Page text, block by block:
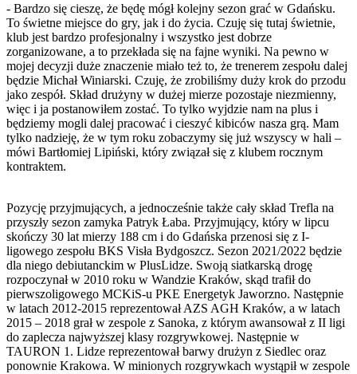
- Bardzo się cieszę, że będę mógł kolejny sezon grać w Gdańsku.
To świetne miejsce do gry, jak i do życia. Czuję się tutaj świetnie,
klub jest bardzo profesjonalny i wszystko jest dobrze
zorganizowane, a to przekłada się na fajne wyniki. Na pewno w
mojej decyzji duże znaczenie miało też to, że trenerem zespołu dalej
będzie Michał Winiarski. Czuję, że zrobiliśmy duży krok do przodu
jako zespół. Skład drużyny w dużej mierze pozostaje niezmienny,
więc i ja postanowiłem zostać. To tylko wyjdzie nam na plus i
będziemy mogli dalej pracować i cieszyć kibiców nasza grą. Mam
tylko nadzieję, że w tym roku zobaczymy się już wszyscy w hali –
mówi Bartłomiej Lipiński, który związał się z klubem rocznym
kontraktem.
Pozycję przyjmujących, a jednocześnie także cały skład Trefla na
przyszły sezon zamyka Patryk Łaba. Przyjmujący, który w lipcu
skończy 30 lat mierzy 188 cm i do Gdańska przenosi się z I-
ligowego zespołu BKS Visła Bydgoszcz. Sezon 2021/2022 będzie
dla niego debiutanckim w PlusLidze. Swoją siatkarską drogę
rozpoczynał w 2010 roku w Wandzie Kraków, skąd trafił do
pierwszoligowego MCKiS-u PKE Energetyk Jaworzno. Następnie
w latach 2012-2015 reprezentował AZS AGH Kraków, a w latach
2015 – 2018 grał w zespole z Sanoka, z którym awansował z II ligi
do zaplecza najwyższej klasy rozgrywkowej. Następnie w
TAURON 1. Lidze reprezentował barwy drużyn z Siedlec oraz
ponownie Krakowa. W minionych rozgrywkach wystąpił w zespole